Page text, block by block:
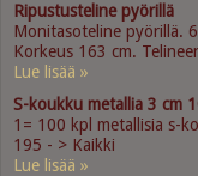
Ripustusteline pyörillä
Monitasoteline pyörillä.
Korkeus 163 cm.
Lue lisää »
S-koukku metallia 3 cm
1= 100 kpl metallisia s-
195 - > Kaikki
Lue lisää »